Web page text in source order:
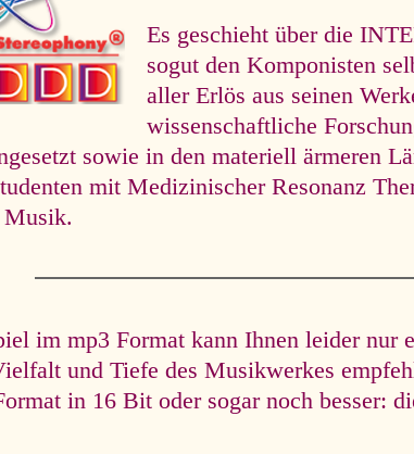
Es geschieht über die
so­gut den Komponisten
aller Erlös aus seinen
wissenschaftliche
sowie in den materiell ärmeren
mit Medizinischer Resonanz
Musik.
im mp3 Format kann Ihnen leider
und Tiefe des Musikwerkes
in 16 Bit oder sogar noch besser: